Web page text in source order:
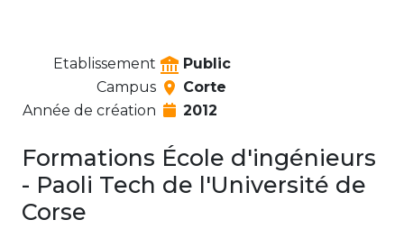
Etablissement
Public
Campus
Corte
Année de création
2012
Formations École d'ingénieurs
- Paoli Tech de l'Université de
Corse